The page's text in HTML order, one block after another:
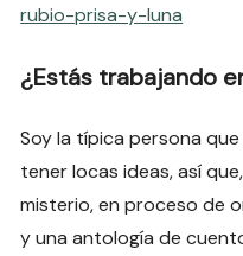
rubio-prisa-y-luna
¿Estás trabajando
Soy la típica persona
tener locas ideas, así
misterio, en proceso de
y una antología de